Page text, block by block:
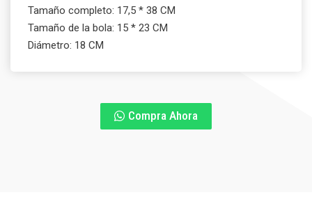
Tamaño completo: 17,5 * 38 CM
Tamaño de la bola: 15 * 23 CM
Diámetro: 18 CM
Compra Ahora